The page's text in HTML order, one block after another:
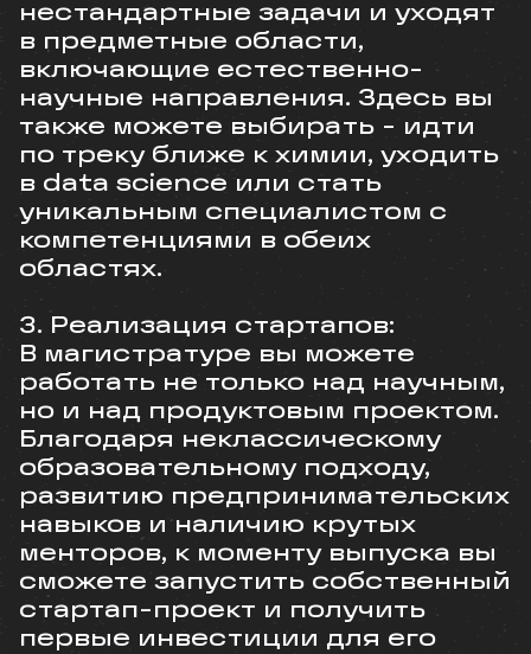
нестандартные задачи и уходят
в предметные области,
включающие естественно-
научные направления. Здесь вы
также можете выбирать - идти
по треку ближе к химии, уходить
в data science или стать
уникальным специалистом с
компетенциями в обеих
областях.
3. Реализация стартапов:
В магистратуре вы можете
работать не только над научным,
но и над продуктовым проектом.
Благодаря неклассическому
образовательному подходу,
развитию предпринимательских
навыков и наличию крутых
менторов, к моменту выпуска вы
сможете запустить собственный
стартап-проект и получить
первые инвестиции для его